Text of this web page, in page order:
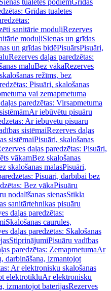
tualetes podiemGrīdas
Grīdas tualetes
sanitārie moduļiRezerves
moduļiSienas un grīdas
un grīdas bidēPisuārsPisuāri,
Rezerves daļas paredzētas:
maluBez vākaRezerves
režīms, bez
Pisuāri, skalošanas
vai zemapmetuma
paredzētas: Virsapmetuma
Ar iebūvētu pisuāru
Ar iebūvētu pisuāru
sistēmaiRezerves daļas
sistēmaiPisuāri, skalošanas
daļas paredzētas: Pisuāri,
vākamBez skalošanas
skalošanas malasPisuāri,
Pisuāri, darbībai bez
Bez vākaPisuāru
nodalīšanas sienasStikla
sanitārtehnikas pisuāru
daļas paredzētas:
Skalošanas caurules,
daļas paredzētas: Skalošanas
StiprinājumiPisuāru vadības
paredzētas: ZemapmetumaAr
darbināšana, izmantojot
Ar elektronisku skalošanas
elektrotīkluAr elektronisku
izmantojot baterijasRezerves